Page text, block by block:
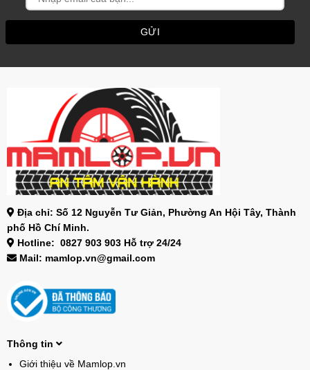
Địa chỉ: Số 12 Nguyễn Tư Giản, Phường An Hội Tây, Thành
phố Hồ Chí Minh.
Hotline: 0827 903 903 Hỗ trợ 24/24
Mail: mamlop.vn@gmail.com
Thông tin
Giới thiệu về Mamlop.vn